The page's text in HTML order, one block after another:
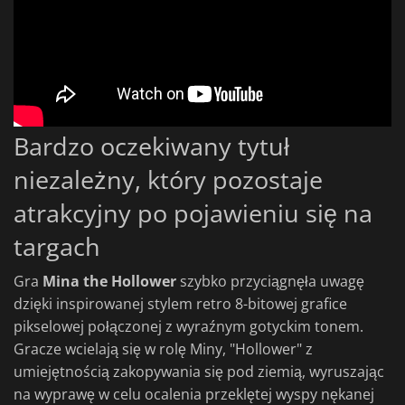
Bardzo oczekiwany tytuł
niezależny, który pozostaje
atrakcyjny po pojawieniu się na
targach
Gra Mina the Hollower szybko przyciągnęła uwagę
dzięki inspirowanej stylem retro 8-bitowej grafice
pikselowej połączonej z wyraźnym gotyckim tonem.
Gracze wcielają się w rolę Miny, "Hollower" z
umiejętnością zakopywania się pod ziemią, wyruszając
na wyprawę w celu ocalenia przeklętej wyspy nękanej